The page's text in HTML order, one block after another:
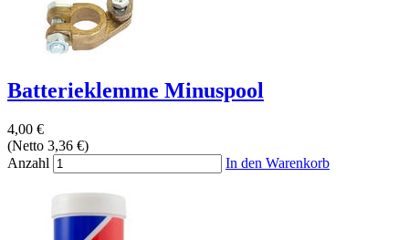
Batterieklemme Minuspool
4,00 €
(Netto 3,36 €)
Anzahl
In den Warenkorb